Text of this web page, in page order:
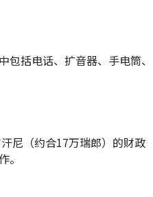
括电话、扩音器、手电筒、
尼（约合17万瑞郎）的财政
。